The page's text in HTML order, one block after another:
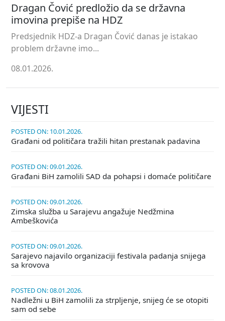
Dragan Čović predložio da se državna
imovina prepiše na HDZ
Predsjednik HDZ-a Dragan Čović danas je istakao
problem državne imo...
08.01.2026.
VIJESTI
POSTED ON: 10.01.2026.
Građani od političara tražili hitan prestanak padavina
POSTED ON: 09.01.2026.
Građani BiH zamolili SAD da pohapsi i domaće političare
POSTED ON: 09.01.2026.
Zimska služba u Sarajevu angažuje Nedžmina
Ambeškovića
POSTED ON: 09.01.2026.
Sarajevo najavilo organizaciji festivala padanja snijega
sa krovova
POSTED ON: 08.01.2026.
Nadležni u BiH zamolili za strpljenje, snijeg će se otopiti
sam od sebe